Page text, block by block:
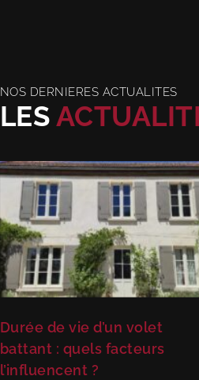
NOS DERNIERES ACTUALITES
LES
Durée de vie d’un volet
battant : quels facteurs
l’influencent ?